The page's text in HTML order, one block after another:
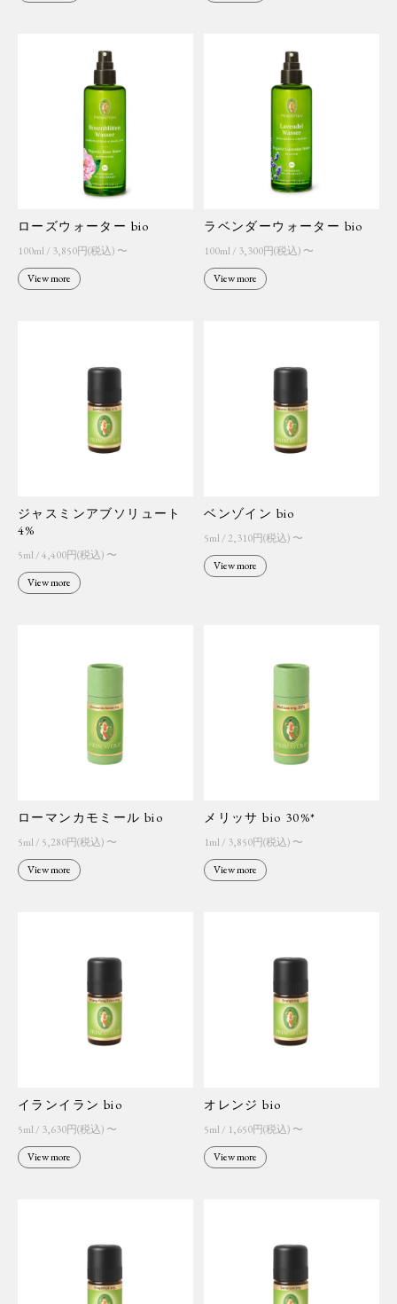
ローズウォーター bio
100ml / 3,850円(税込) 〜
View more
ラベンダーウォーター bio
100ml / 3,300円(税込) 〜
View more
ジャスミンアブソリュート
4%
5ml / 4,400円(税込) 〜
View more
ベンゾイン bio
5ml / 2,310円(税込) 〜
View more
ローマンカモミール bio
5ml / 5,280円(税込) 〜
View more
メリッサ bio 30%*
1ml / 3,850円(税込) 〜
View more
イランイラン bio
5ml / 3,630円(税込) 〜
View more
オレンジ bio
5ml / 1,650円(税込) 〜
View more